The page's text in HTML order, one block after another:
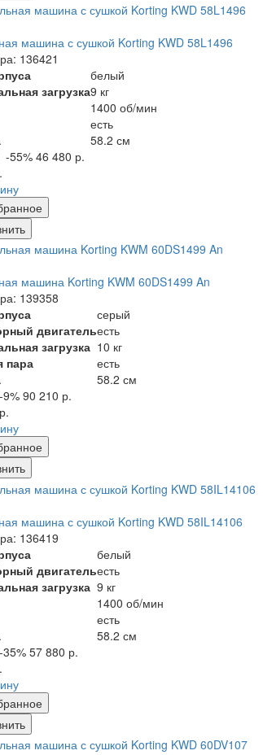
машина с сушкой Korting KWD 58L1496
136421
белый
загрузка9 кг
1400 об/мин
есть
58.2 см
-55% 46 480 р.
машина Korting KWM 60DS1499 An
139358
серый
двигательесть
загрузка 10 кг
пара
есть
58.2 см
-9% 90 210 р.
машина с сушкой Korting KWD 58IL14106
136419
белый
двигательесть
загрузка 9 кг
1400 об/мин
есть
58.2 см
-35% 57 880 р.